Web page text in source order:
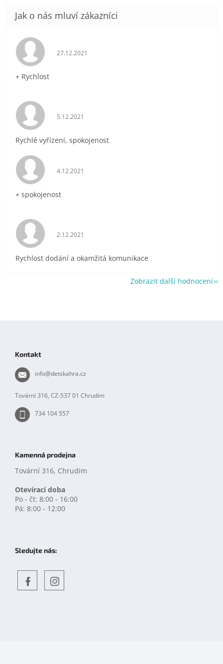
Hodnocení obchodu je 5 z 5 hvězdiček.
27.12.2021
+ Rychlost
Hodnocení obchodu je 5 z 5 hvězdiček.
5.12.2021
Rychlé vyřízení, spokojenost
Hodnocení obchodu je 5 z 5 hvězdiček.
4.12.2021
+ spokojenost
Hodnocení obchodu je 5 z 5 hvězdiček.
2.12.2021
Rychlost dodání a okamžitá komunikace
Zobrazit další hodnocení
Kontakt
info@detskahra.cz
Tovární 316, CZ-537 01 Chrudim
734 104 557
Kamenná prodejna
Tovární 316, Chrudim
Otevírací doba
Po - čt: 8:00 - 16:00
Pá: 8:00 - 12:00
Sledujte nás: